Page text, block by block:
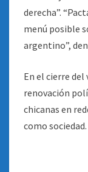
derecha”.
menú posible
argentino”,
En el cierre del
renovación
chicanas en
como